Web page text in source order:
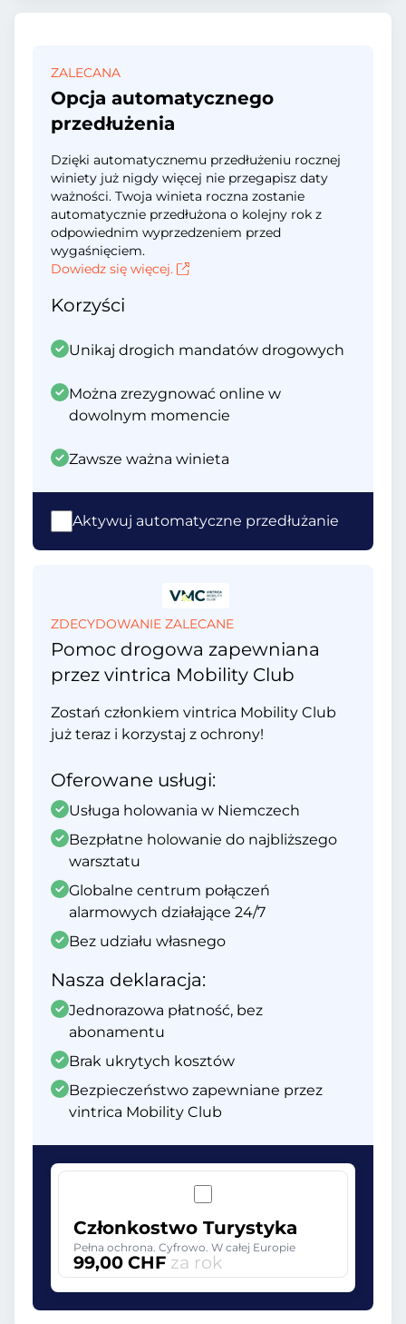
ZALECANA
Opcja automatycznego
przedłużenia
Dzięki automatycznemu przedłużeniu rocznej
winiety już nigdy więcej nie przegapisz daty
ważności. Twoja winieta roczna zostanie
automatycznie przedłużona o kolejny rok z
odpowiednim wyprzedzeniem przed
wygaśnięciem.
Dowiedz się więcej.
Korzyści
Unikaj drogich mandatów drogowych
Można zrezygnować online w
dowolnym momencie
Zawsze ważna winieta
Aktywuj automatyczne przedłużanie
ZDECYDOWANIE ZALECANE
Pomoc drogowa zapewniana
przez vintrica Mobility Club
Zostań członkiem vintrica Mobility Club
już teraz i korzystaj z ochrony!
Oferowane usługi:
Usługa holowania w Niemczech
Bezpłatne holowanie do najbliższego
warsztatu
Globalne centrum połączeń
alarmowych działające 24/7
Bez udziału własnego
Nasza deklaracja:
Jednorazowa płatność, bez
abonamentu
Brak ukrytych kosztów
Bezpieczeństwo zapewniane przez
vintrica Mobility Club
Członkostwo Turystyka
Pełna ochrona. Cyfrowo. W całej Europie
99,00 CHF za rok